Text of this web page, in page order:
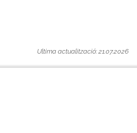
Ultima actualització: 21.07.2026